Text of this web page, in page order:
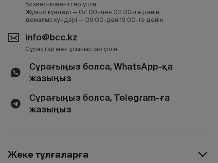
Бизнес-клиенттер үшін
Жұмыс күндері — 07:00-ден 02:00-ге дейін;
демалыс күндері — 09:00-ден 19:00-ге дейін
info@bcc.kz
Сұрақтар мен ұсыныстар үшін
Сұрағыңыз болса, WhatsApp-қа
жазыңыз
Сұрағыңыз болса, Telegram-ға
жазыңыз
Жеке тұлғаларға